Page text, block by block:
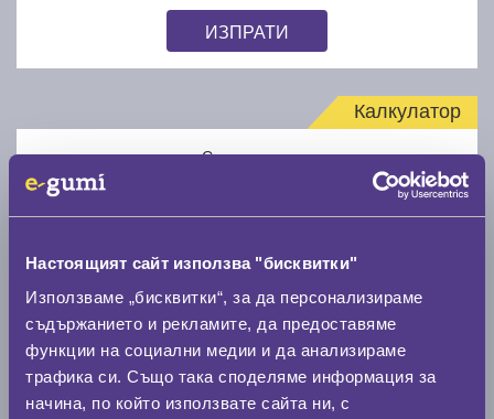
Настоящият сайт използва "бисквитки"
Използваме „бисквитки“, за да персонализираме
съдържанието и рекламите, да предоставяме
функции на социални медии и да анализираме
трафика си. Също така споделяме информация за
начина, по който използвате сайта ни, с
ИЗПРАТИ
Калкулатор
Стар размер